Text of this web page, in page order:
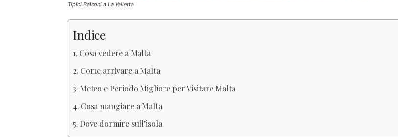
Tipici Balconi a La Valletta
Indice
Cosa vedere a Malta
Come arrivare a Malta
Meteo e Periodo Migliore per Visitare Malta
Cosa mangiare a Malta
Dove dormire sull’isola